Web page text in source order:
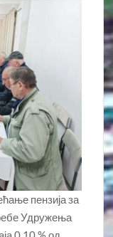
пензија за
Удружења